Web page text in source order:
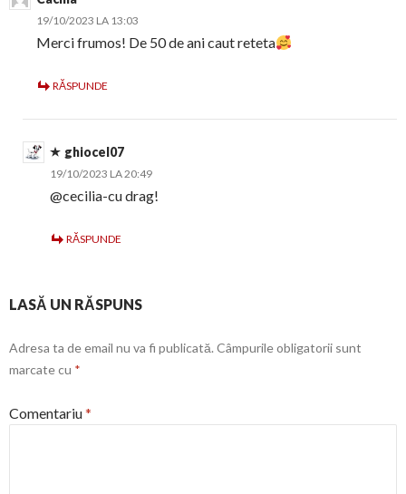
19/10/2023 LA 13:03
Merci frumos! De 50 de ani caut reteta
RĂSPUNDE
ghiocel07
19/10/2023 LA 20:49
@cecilia-cu drag!
RĂSPUNDE
LASĂ UN RĂSPUNS
Adresa ta de email nu va fi publicată. Câmpurile obligatorii sunt
marcate cu *
Comentariu*